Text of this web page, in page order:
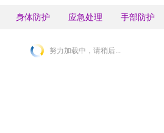
身体防护 应急处理 手部防护
努力加载中，请稍后...